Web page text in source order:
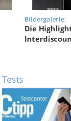
Bildergalerie:
Die
Tests